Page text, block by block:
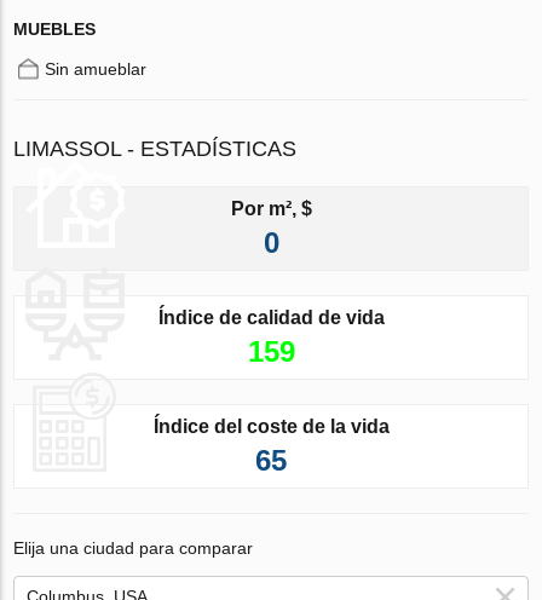
MUEBLES
Sin amueblar
LIMASSOL - ESTADÍSTICAS
Por m², $
0
Índice de calidad de vida
159
Índice del coste de la vida
65
Elija una ciudad para comparar